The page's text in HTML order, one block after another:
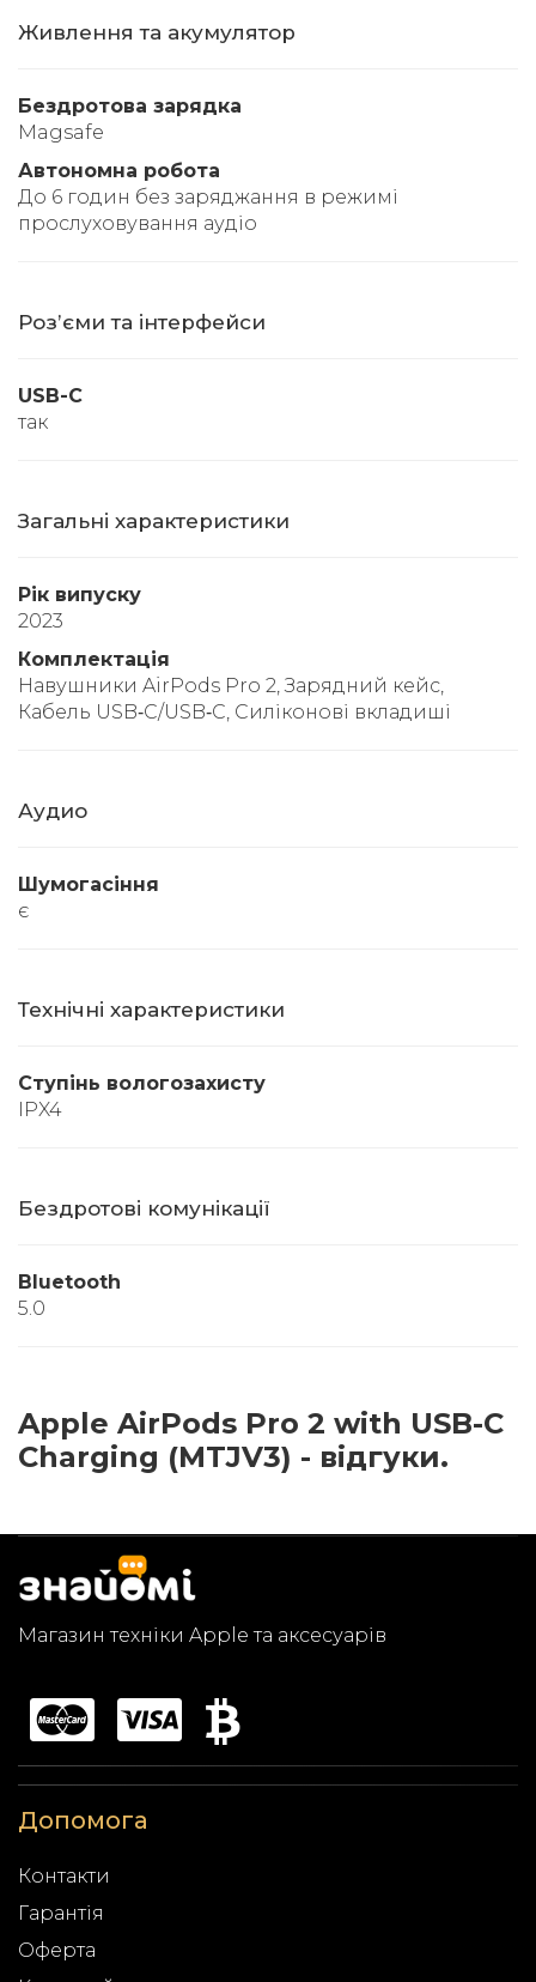
Живлення та акумулятор
Бездротова зарядка
Magsafe
Автономна робота
До 6 годин без заряджання в режимі
прослуховування аудіо
Розʼєми та інтерфейси
USB-C
так
Загальні характеристики
Рік випуску
2023
Комплектація
Навушники AirPods Pro 2, Зарядний кейс,
Кабель USB‑C/USB‑C, Силіконові вкладиші
Аудио
Шумогасіння
є
Технічні характеристики
Ступінь вологозахисту
IPX4
Бездротові комунікації
Bluetooth
5.0
Apple AirPods Pro 2 with USB-C
Charging (MTJV3) - відгуки.
Магазин техніки Apple та аксесуарів
Допомога
Контакти
Гарантія
Оферта